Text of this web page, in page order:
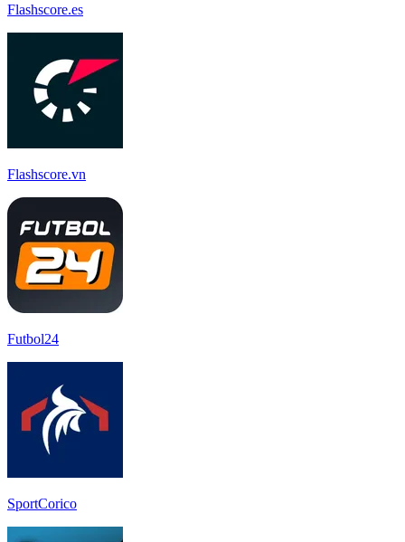
Flashscore.es
Flashscore.vn
Futbol24
SportCorico